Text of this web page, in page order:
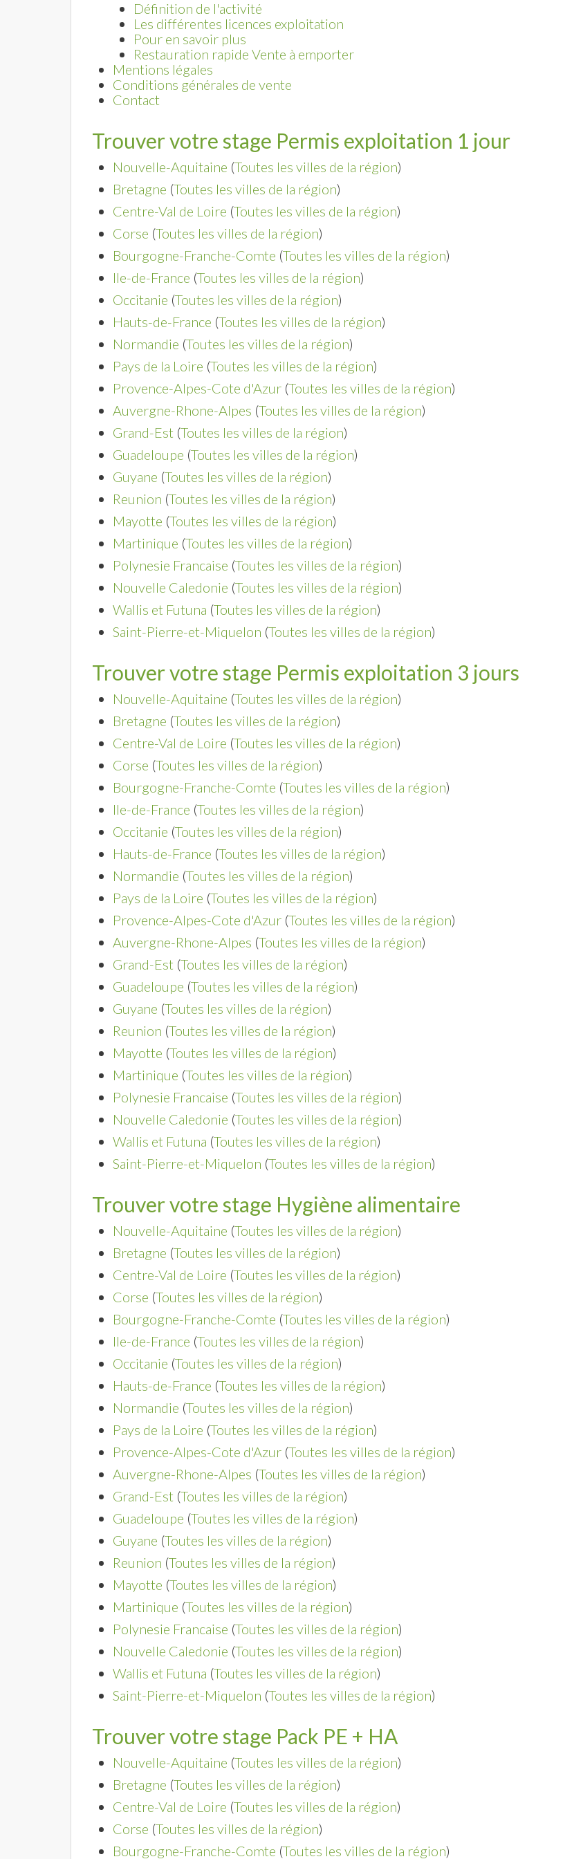
Définition de l'activité
Les différentes licences exploitation
Pour en savoir plus
Restauration rapide Vente à emporter
Mentions légales
Conditions générales de vente
Contact
Trouver votre stage Permis exploitation 1 jour
Nouvelle-Aquitaine (Toutes les villes de la région)
Bretagne (Toutes les villes de la région)
Centre-Val de Loire (Toutes les villes de la région)
Corse (Toutes les villes de la région)
Bourgogne-Franche-Comte (Toutes les villes de la région)
Ile-de-France (Toutes les villes de la région)
Occitanie (Toutes les villes de la région)
Hauts-de-France (Toutes les villes de la région)
Normandie (Toutes les villes de la région)
Pays de la Loire (Toutes les villes de la région)
Provence-Alpes-Cote d'Azur (Toutes les villes de la région)
Auvergne-Rhone-Alpes (Toutes les villes de la région)
Grand-Est (Toutes les villes de la région)
Guadeloupe (Toutes les villes de la région)
Guyane (Toutes les villes de la région)
Reunion (Toutes les villes de la région)
Mayotte (Toutes les villes de la région)
Martinique (Toutes les villes de la région)
Polynesie Francaise (Toutes les villes de la région)
Nouvelle Caledonie (Toutes les villes de la région)
Wallis et Futuna (Toutes les villes de la région)
Saint-Pierre-et-Miquelon (Toutes les villes de la région)
Trouver votre stage Permis exploitation 3 jours
Nouvelle-Aquitaine (Toutes les villes de la région)
Bretagne (Toutes les villes de la région)
Centre-Val de Loire (Toutes les villes de la région)
Corse (Toutes les villes de la région)
Bourgogne-Franche-Comte (Toutes les villes de la région)
Ile-de-France (Toutes les villes de la région)
Occitanie (Toutes les villes de la région)
Hauts-de-France (Toutes les villes de la région)
Normandie (Toutes les villes de la région)
Pays de la Loire (Toutes les villes de la région)
Provence-Alpes-Cote d'Azur (Toutes les villes de la région)
Auvergne-Rhone-Alpes (Toutes les villes de la région)
Grand-Est (Toutes les villes de la région)
Guadeloupe (Toutes les villes de la région)
Guyane (Toutes les villes de la région)
Reunion (Toutes les villes de la région)
Mayotte (Toutes les villes de la région)
Martinique (Toutes les villes de la région)
Polynesie Francaise (Toutes les villes de la région)
Nouvelle Caledonie (Toutes les villes de la région)
Wallis et Futuna (Toutes les villes de la région)
Saint-Pierre-et-Miquelon (Toutes les villes de la région)
Trouver votre stage Hygiène alimentaire
Nouvelle-Aquitaine (Toutes les villes de la région)
Bretagne (Toutes les villes de la région)
Centre-Val de Loire (Toutes les villes de la région)
Corse (Toutes les villes de la région)
Bourgogne-Franche-Comte (Toutes les villes de la région)
Ile-de-France (Toutes les villes de la région)
Occitanie (Toutes les villes de la région)
Hauts-de-France (Toutes les villes de la région)
Normandie (Toutes les villes de la région)
Pays de la Loire (Toutes les villes de la région)
Provence-Alpes-Cote d'Azur (Toutes les villes de la région)
Auvergne-Rhone-Alpes (Toutes les villes de la région)
Grand-Est (Toutes les villes de la région)
Guadeloupe (Toutes les villes de la région)
Guyane (Toutes les villes de la région)
Reunion (Toutes les villes de la région)
Mayotte (Toutes les villes de la région)
Martinique (Toutes les villes de la région)
Polynesie Francaise (Toutes les villes de la région)
Nouvelle Caledonie (Toutes les villes de la région)
Wallis et Futuna (Toutes les villes de la région)
Saint-Pierre-et-Miquelon (Toutes les villes de la région)
Trouver votre stage Pack PE + HA
Nouvelle-Aquitaine (Toutes les villes de la région)
Bretagne (Toutes les villes de la région)
Centre-Val de Loire (Toutes les villes de la région)
Corse (Toutes les villes de la région)
Bourgogne-Franche-Comte (Toutes les villes de la région)